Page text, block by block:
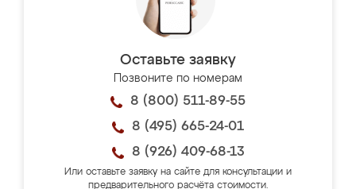
Оставьте заявку
Позвоните по номерам
8 (800) 511-89-55
8 (495) 665-24-01
8 (926) 409-68-13
Или оставьте заявку на сайте для консультации и
предварительного расчёта стоимости.